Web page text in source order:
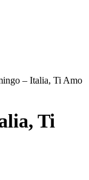
– Italia, Ti Amo
Ti